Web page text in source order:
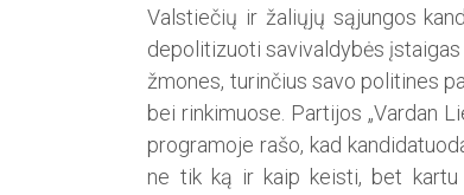
Valstiečių ir žaliųjų sąjungos
depolitizuoti savivaldybės
žmones, turinčius savo politines
bei rinkimuose. Partijos „Vardan
programoje rašo, kad
ne tik ką ir kaip keisti, bet kartu